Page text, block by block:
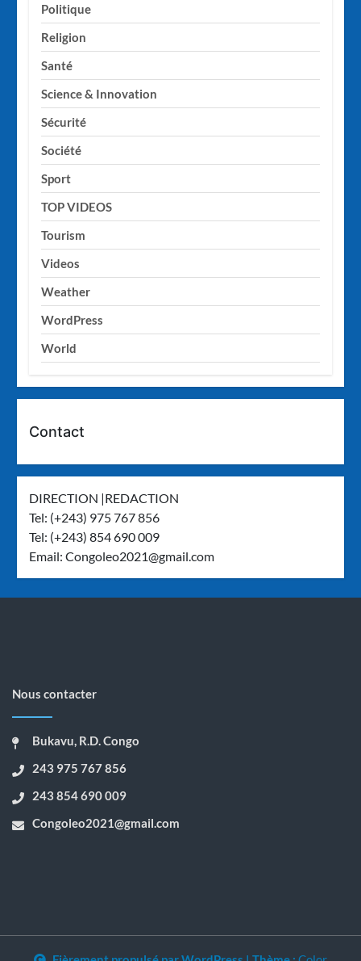
Politique
Religion
Santé
Science & Innovation
Sécurité
Société
Sport
TOP VIDEOS
Tourism
Videos
Weather
WordPress
World
Contact
DIRECTION |REDACTION
Tel: (+243) 975 767 856
Tel: (+243) 854 690 009
Email:Congoleo2021@gmail.com
Nous contacter
Bukavu, R.D. Congo
243 975 767 856
243 854 690 009
Congoleo2021@gmail.com